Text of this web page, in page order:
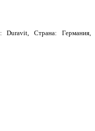
Duravit, Страна: Германия,